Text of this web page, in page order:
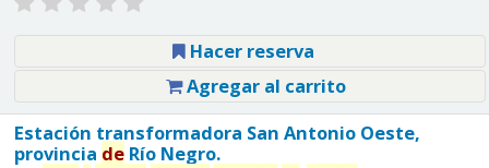
Hacer reserva
Agregar al carrito
Estación transformadora San Antonio Oeste,
provincia deRío Negro.